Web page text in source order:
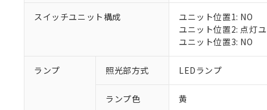
スイッチユニット構成
ユニット位置1: NO
ユニット位置2: 点灯
ユニット位置3: NO
ランプ 照光部方式 LEDランプ
ランプ色 黄
ご利用条件
以下の条件をお読
対応予定：EU
対応予定なし：
調査・確認中：
非該当品：ライセ
仕入先様の事情に
があります。
※1 中国